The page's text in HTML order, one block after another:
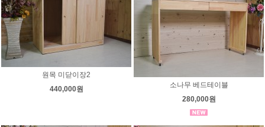
원목 미닫이장2
440,000원
소나무 베드테이블
280,000원